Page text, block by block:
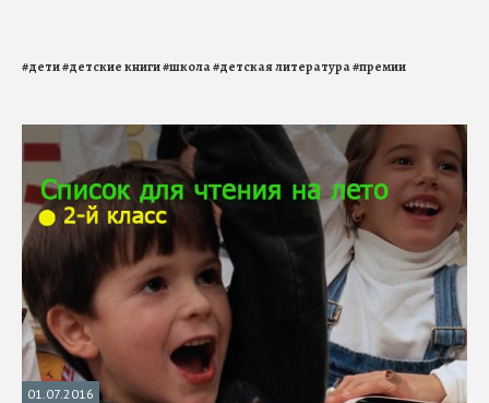
#дети#детские книги#школа#детская литература#премии
01.07.2016